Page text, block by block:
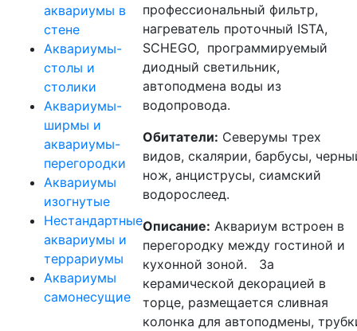
аквариумы в
стене
Аквариумы-
столы и
столики
Аквариумы-
ширмы и
аквариумы-
перегородки
Аквариумы
изогнутые
Нестандартные
аквариумы и
террариумы
Аквариумы
самонесущие
профессиональный фильтр,
нагреватель проточный ISTA,
SCHEGO, программируемый
диодный светильник,
автоподмена воды из
водопровода.
Обитатели: Северумы трех
видов, скалярии, барбусы,
нож, анциструсы, сиамский
водорослеед.
Описание: Аквариум встроен в
перегородку между гостиной и
кухонной зоной. За
керамической декорацией в
торце, размещается сливная
колонка для автоподмены,